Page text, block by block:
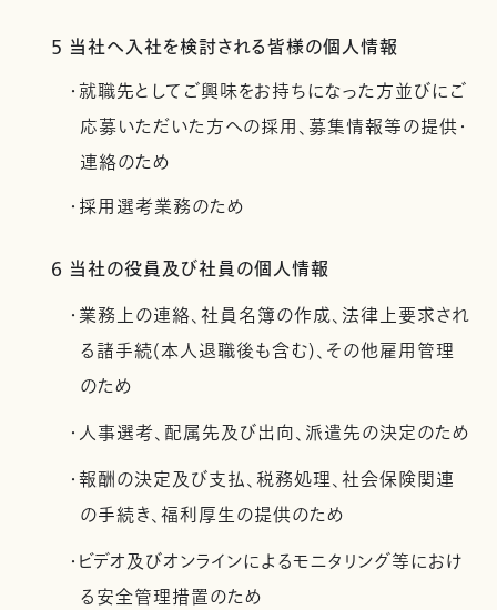
5 当社へ入社を検討される皆様の個人情報
・就職先としてご興味をお持ちになった方並びにご
応募いただいた方への採用、募集情報等の提供・
連絡のため
・採用選考業務のため
6 当社の役員及び社員の個人情報
・業務上の連絡、社員名簿の作成、法律上要求され
る諸手続(本人退職後も含む)、その他雇用管理
のため
・人事選考、配属先及び出向、派遣先の決定のため
・報酬の決定及び支払、税務処理、社会保険関連
の手続き、福利厚生の提供のため
・ビデオ及びオンラインによるモニタリング等におけ
る安全管理措置のため